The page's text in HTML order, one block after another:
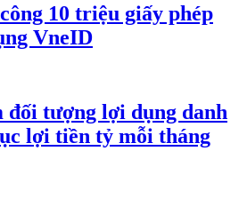
10 triệu giấy phép
VneID
đối tượng lợi dụng danh
lợi tiền tỷ mỗi tháng